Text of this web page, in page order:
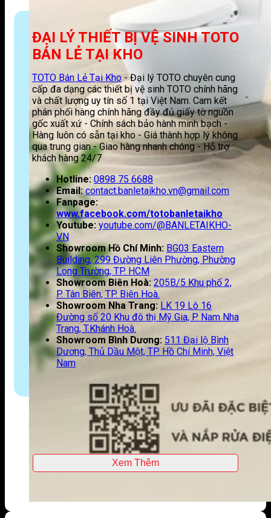
ĐẠI LÝ THIẾT BỊ VỆ SINH TOTO
BÁN LẺ TẠI KHO
TOTO Bán Lẻ Tại Kho - Đại lý TOTO chuyên cung
cấp đa dạng các thiết bị vệ sinh TOTO chính hãng
và chất lượng uy tín số 1 tại Việt Nam. Cam kết
phân phối hàng chính hãng đầy đủ giấy tờ nguồn
gốc xuất xứ - Chính sách bảo hành minh bạch -
Hàng luôn có sẵn tại kho - Giá thành hợp lý không
qua trung gian - Giao hàng nhanh chóng - Hỗ trợ
khách hàng 24/7
Hotline: 0898 75 6688
Email: contact.banletaikho.vn@gmail.com
Fanpage:
www.facebook.com/totobanletaikho
Youtube: youtube.com/@BANLETAIKHO-
VN
Showroom Hồ Chí Minh: BG03 Eastern
Building, 299 Đường Liên Phường, Phường
Long Trường, TP. HCM
Showroom Biên Hoà: 205B/5 Khu phố 2,
P. Tân Biên, TP. Biên Hoà.
Showroom Nha Trang: LK 19 Lô 16
Đường số 20 Khu đô thị Mỹ Gia, P. Nam Nha
Trang, T.Khánh Hoà.
Showroom Bình Dương: 511 Đại lộ Bình
Dương, Thủ Dầu Một, TP. Hồ Chí Minh, Việt
Nam
Xem Thêm